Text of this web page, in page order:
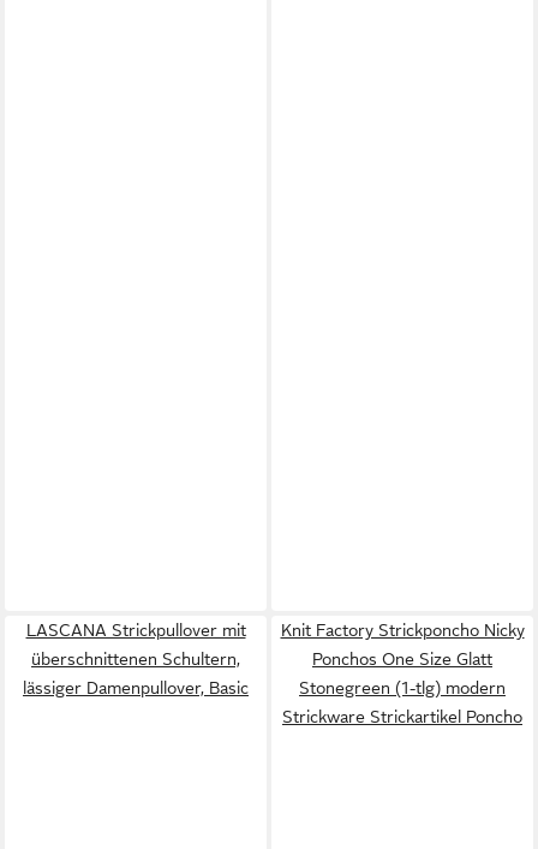
LASCANA Strickpullover mit
überschnittenen Schultern,
lässiger Damenpullover, Basic
Knit Factory Strickponcho Nicky
Ponchos One Size Glatt
Stonegreen (1-tlg) modern
Strickware Strickartikel Poncho